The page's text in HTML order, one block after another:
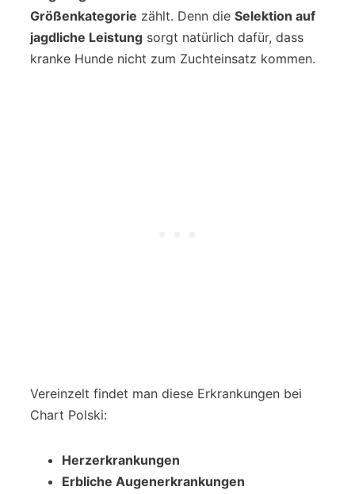
Größenkategorie zählt. Denn die Selektion auf
jagdliche Leistung sorgt natürlich dafür, dass
kranke Hunde nicht zum Zuchteinsatz kommen.
Vereinzelt findet man diese Erkrankungen bei
Chart Polski:
Herzerkrankungen
Erbliche Augenerkrankungen